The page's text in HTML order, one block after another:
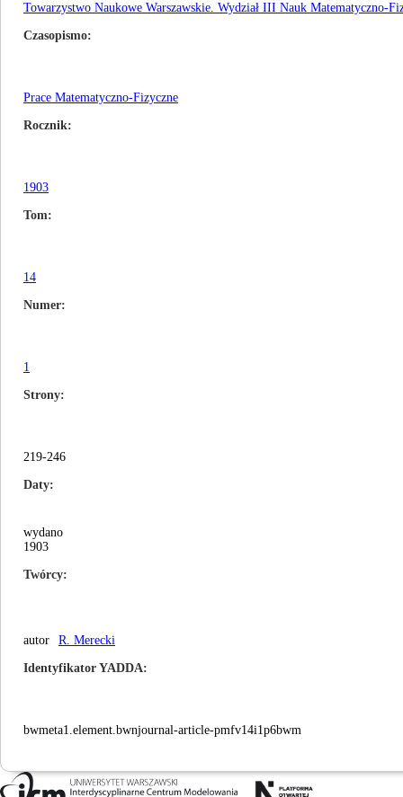
Towarzystwo Naukowe Warszawskie. Wydział III Nauk Matematyczno-
Czasopismo
Prace Matematyczno-Fizyczne
Rocznik
1903
Tom
14
Numer
1
Strony
219-246
Daty
wydano
1903
Twórcy
autor R. Merecki
Identyfikator YADDA
bwmeta1.element.bwnjournal-article-pmfv14i1p6bwm